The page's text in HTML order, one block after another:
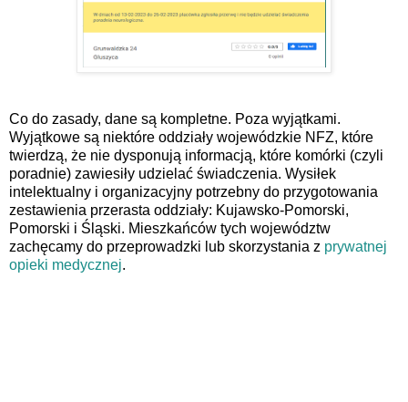
Co do zasady, dane są kompletne. Poza wyjątkami.
Wyjątkowe są niektóre oddziały wojewódzkie NFZ, które
twierdzą, że nie dysponują informacją, które komórki (czyli
poradnie) zawiesiły udzielać świadczenia. Wysiłek
intelektualny i organizacyjny potrzebny do przygotowania
zestawienia przerasta oddziały: Kujawsko-Pomorski,
Pomorski i Śląski. Mieszkańców tych województw
zachęcamy do przeprowadzki lub skorzystania z prywatnej
opieki medycznej.